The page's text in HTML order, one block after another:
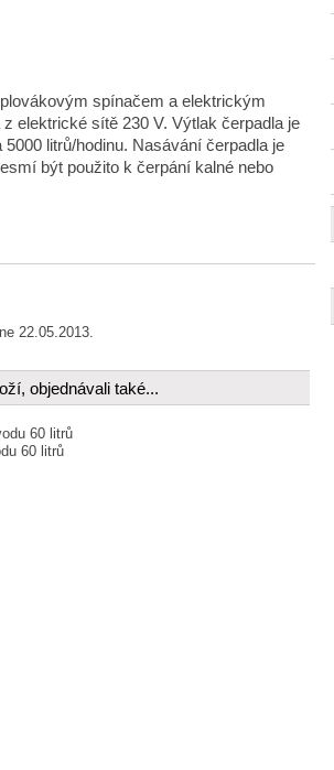
spínačem a elektrickým
elektrické sítě 230 V. Výtlak čerpadla je
litrů/hodinu. Nasávání čerpadla je
být použito k čerpání kalné nebo
22.05.2013.
objednávali také...
60 litrů